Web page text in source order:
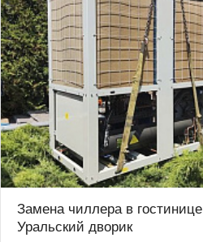
Замена чиллера в гостинице
Уральский дворик